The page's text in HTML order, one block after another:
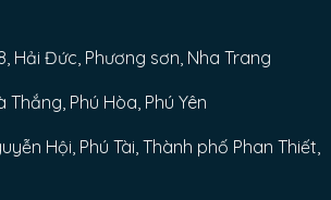
Hải Đức, Phương sơn, Nha Trang
Thắng, Phú Hòa, Phú Yên
Hội, Phú Tài, Thành phố Phan Thiết,